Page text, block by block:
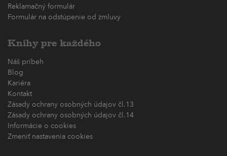
Reklamačný formulár
Formulár na odstúpenie od zmluvy
Knihy pre každého
Náš príbeh
Blog
Kariéra
Kontakt
Zásady ochrany osobných údajov čl.13
Zásady ochrany osobných údajov čl.14
Informácie o cookies
Zmeniť nastavenia cookies